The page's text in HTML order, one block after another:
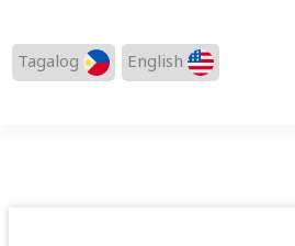
English
Tagalog